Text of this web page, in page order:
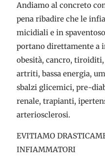
Andiamo al concreto
pena ribadire che le
micidiali e in
portano direttamente a
obesità, cancro, tiroiditi,
artriti, bassa energia,
sbalzi glicemici, pre-
renale, trapianti,
arteriosclerosi.
EVITIAMO
INFIAMMATORI